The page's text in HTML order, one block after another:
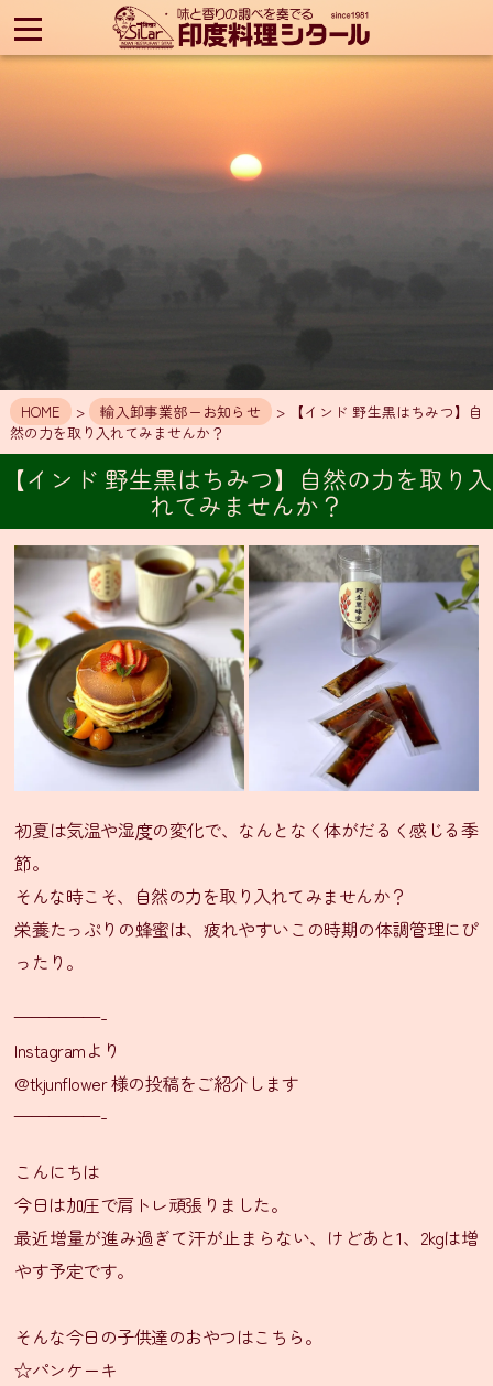
度
料
理
HOME
知
ら
せ
ュ
ー・
通
販
グ
ラ
ン
ド
ー
季
節
限
定
メ
ュ
ー
ア
ウ
ト
メ
ニ
ー
HOME > 輸入卸事業部ーお知らせ > 【インド 野生黒はちみつ】自
然の力を取り入れてみませんか？
【インド 野生黒はちみつ】自然の力を取り入
れてみませんか？
初夏は気温や湿度の変化で、なんとなく体がだるく感じる季
節。
そんな時こそ、自然の力を取り入れてみませんか？
栄養たっぷりの蜂蜜は、疲れやすいこの時期の体調管理にぴ
ったり。
—————-
Instagramより
@tkjunflower 様の投稿をご紹介します
—————-
こんにちは
今日は加圧で肩トレ頑張りました。
最近増量が進み過ぎて汗が止まらない、けどあと1、2kgは増
やす予定です。
そんな今日の子供達のおやつはこちら。
☆パンケーキ